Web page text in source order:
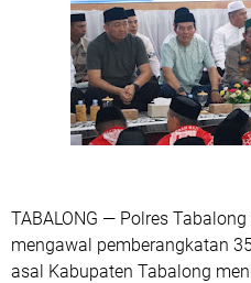
TABALONG — Polres
mengawal pemberangkatan
asal Kabupaten Tabalong